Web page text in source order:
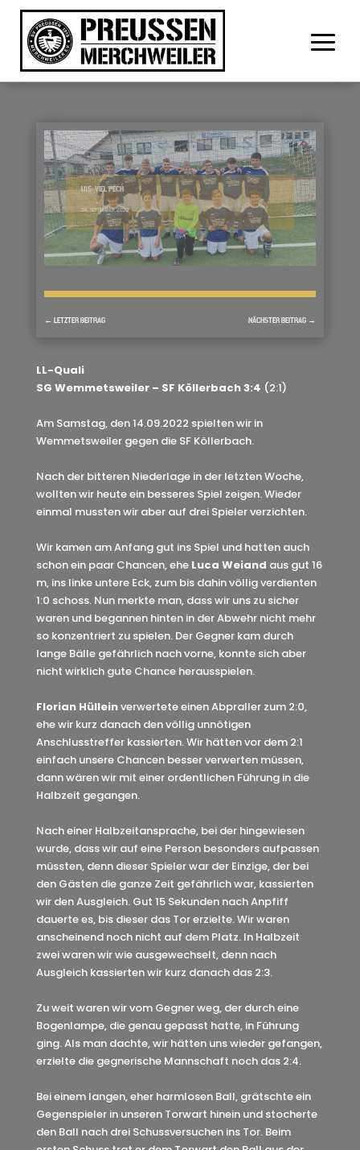
U15: VIEL PECH
26. SEPTEMBER 2022
← LETZTER BEITRAG NÄCHSTER BEITRAG →
LL-Quali
SG Wemmetsweiler – SF Köllerbach 3:4 (2:1)
Am Samstag, den 14.09.2022 spielten wir in
Wemmetsweiler gegen die SF Köllerbach.
Nach der bitteren Niederlage in der letzten Woche,
wollten wir heute ein besseres Spiel zeigen. Wieder
einmal mussten wir aber auf drei Spieler verzichten.
Wir kamen am Anfang gut ins Spiel und hatten auch
schon ein paar Chancen, ehe Luca Weiand aus gut 16
m, ins linke untere Eck, zum bis dahin völlig verdienten
1:0 schoss. Nun merkte man, dass wir uns zu sicher
waren und begannen hinten in der Abwehr nicht mehr
so konzentriert zu spielen. Der Gegner kam durch
lange Bälle gefährlich nach vorne, konnte sich aber
nicht wirklich gute Chance herausspielen.
Florian Hülleinverwertete einen Abpraller zum 2:0,
ehe wir kurz danach den völlig unnötigen
Anschlusstreffer kassierten. Wir hätten vor dem 2:1
einfach unsere Chancen besser verwerten müssen,
dann wären wir mit einer ordentlichen Führung in die
Halbzeit gegangen.
Nach einer Halbzeitansprache, bei der hingewiesen
wurde, dass wir auf eine Person besonders aufpassen
müssten, denn dieser Spieler war der Einzige, der bei
den Gästen die ganze Zeit gefährlich war, kassierten
wir den Ausgleich. Gut 15 Sekunden nach Anpfiff
dauerte es, bis dieser das Tor erzielte. Wir waren
anscheinend noch nicht auf dem Platz. In Halbzeit
zwei waren wir wie ausgewechselt, denn nach
Ausgleich kassierten wir kurz danach das 2:3.
Zu weit waren wir vom Gegner weg, der durch eine
Bogenlampe, die genau gepasst hatte, in Führung
ging. Als man dachte, wir hätten uns wieder gefangen,
erzielte die gegnerische Mannschaft noch das 2:4.
Bei einem langen, eher harmlosen Ball, grätschte ein
Gegenspieler in unseren Torwart hinein und stocherte
den Ball nach drei Schussversuchen ins Tor. Beim